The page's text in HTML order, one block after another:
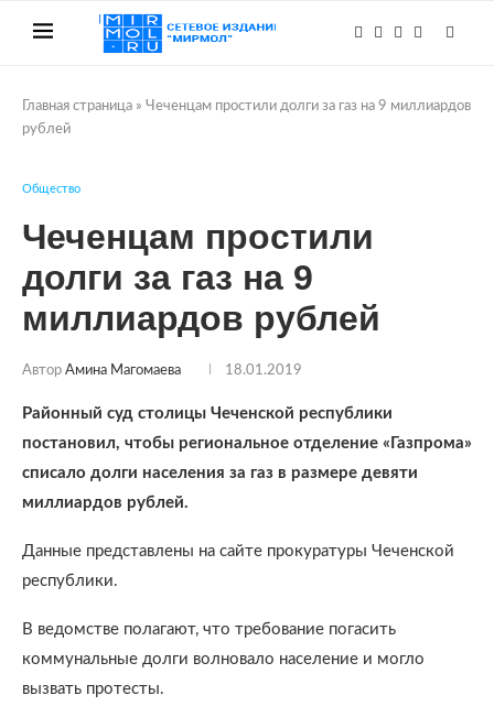
Главная страница » Чеченцам простили долги за газ на 9 миллиардов
рублей
Общество
Чеченцам простили
долги за газ на 9
миллиардов рублей
Автор Амина Магомаева 18.01.2019
Районный суд столицы Чеченской республики
постановил, чтобы региональное отделение «Газпрома»
списало долги населения за газ в размере девяти
миллиардов рублей.
Данные представлены на сайте прокуратуры Чеченской
республики.
В ведомстве полагают, что требование погасить
коммунальные долги волновало население и могло
вызвать протесты.